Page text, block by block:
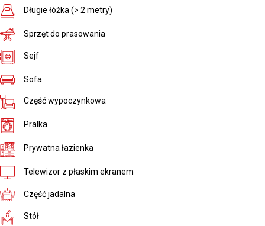
Długie łóżka (> 2 metry)
Sprzęt do prasowania
Sejf
Sofa
Część wypoczynkowa
Pralka
Prywatna łazienka
Telewizor z płaskim ekranem
Część jadalna
Stół